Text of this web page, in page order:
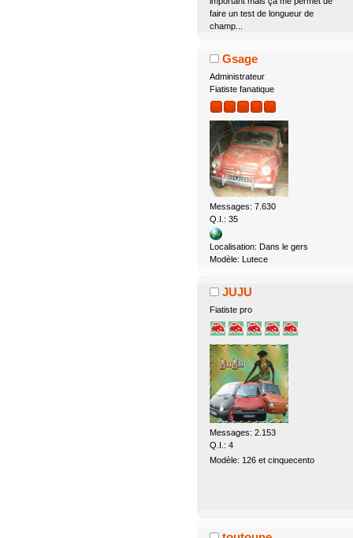
faire un test de longueur de
champ...
Gsage
Administrateur
Fiatiste fanatique
Messages: 7.630
Q.I.: 35
Localisation: Dans le gers
Modèle: Lutece
JUJU
Fiatiste pro
Messages: 2.153
Q.I.: 4
Modèle: 126 et cinquecento